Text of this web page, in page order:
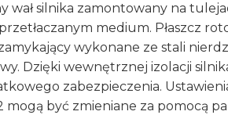
wał silnika zamontowany na
medium. Płaszcz
wykonane ze stali
Dzięki wewnętrznej izolacji
zabezpieczenia.
mogą być zmieniane za pomocą